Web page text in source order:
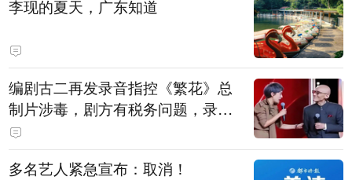
李现的夏天，广东知道
编剧古二再发录音指控《繁花》总
制片涉毒，剧方有税务问题，录音
中王家卫称“一点够了，要不然又要
出事”
多名艺人紧急宣布：取消！